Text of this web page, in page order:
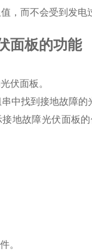
，而不会受到发电
面板的功能
伏面板。
中找到接地故障的
地故障光伏面板
。